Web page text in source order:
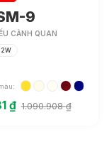
9
CẢNH QUAN
₫ 1.090.908₫